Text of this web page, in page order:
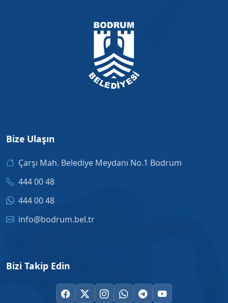
Bize Ulaşın
Çarşı Mah. Belediye Meydanı No.1 Bodrum
444 00 48
444 00 48
info@bodrum.bel.tr
Bizi Takip Edin